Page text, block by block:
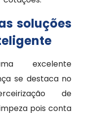
soluções
excelente
se destaca no
de
pois conta